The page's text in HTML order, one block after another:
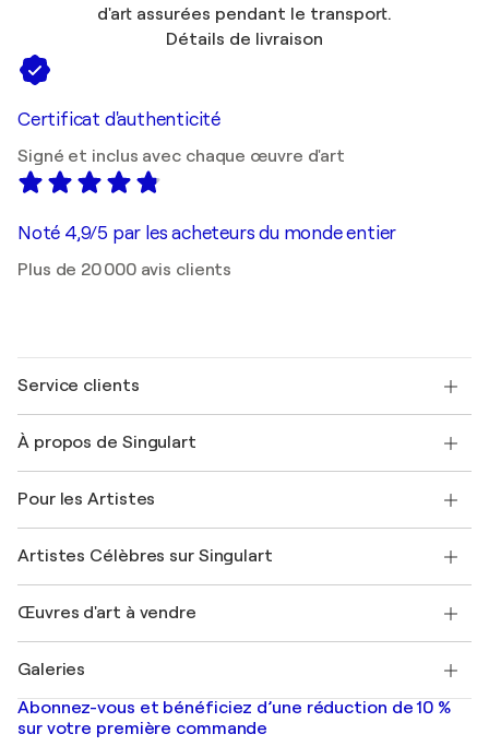
d'art assurées pendant le transport.
Détails de livraison
Certificat d'authenticité
Signé et inclus avec chaque œuvre d'art
Noté 4,9/5 par les acheteurs du monde entier
Plus de 20 000 avis clients
Service clients
Expédition
Offrir une carte cadeau
Rejoignez notre programme commercial
Mon compte
+33 1 76 44 06 42
À propos de Singulart
FAQ
Magazine Singulart
Emplois
Découvrez une sélection d'art original
Pour les Artistes
Se connecter en tant qu'Artiste
Artistes Célèbres sur Singulart
Marc Chagall
Banksy
Mr. Brainwash
Shepard Fairey
Œuvres d'art à vendre
Tableaux abstraits à vendre
Peintures de paysage
Estampes
Galeries
Galeries d'art en France
Galeries d'art en Belgique
Abonnez-vous et bénéficiez d’une réduction de 10 %
sur votre première commande